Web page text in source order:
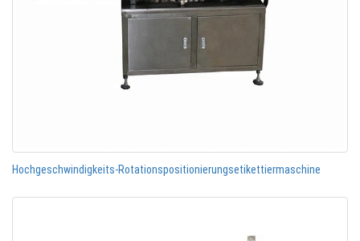
Hochgeschwindigkeits-Rotationspositionierungsetikettiermaschine